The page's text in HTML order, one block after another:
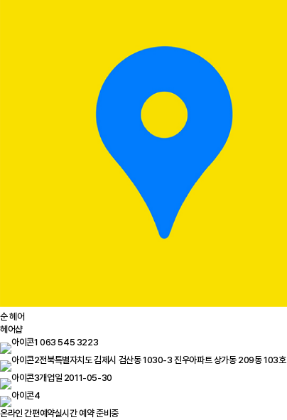
순 헤어
헤어샵
063 545 3223
전북특별자치도 김제시 검산동 1030-3 진우아파트 상가동 209동 103호
개업일 2011-05-30
온라인 간편예약실시간 예약 준비중